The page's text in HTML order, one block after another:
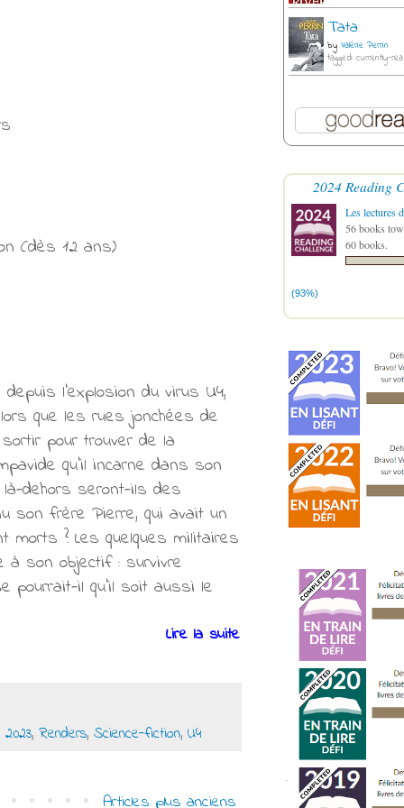
(dès 12 ans)
l'explosion du virus U4,
que les rues jonchées de
pour trouver de la
qu'il incarne dans son
dehors seront-ils des
son frère Pierre, qui avait un
morts ? Les quelques militaires
à son objectif : survivre
pourrait-il qu'il soit aussi le
Lire la suite
, Renders, Science-fiction, U4
Articles plus anciens
Tata
by Valérie Perrin
tagged: currently-
2024 Reading
Les lectures
56 books
60 books.
(93%)